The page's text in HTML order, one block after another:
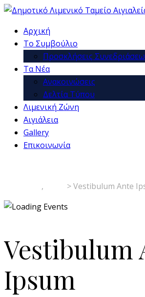
Αρχική
Το Συμβούλιο
Προσκλήσεις
Τα Νέα
Ανακοινώσεις
Δελτία Τύπου
Λιμενική Ζώνη
Αιγιάλεια
Gallery
Επικοινωνία
, >Vestibulum Ante
Vestibulum
Ipsum